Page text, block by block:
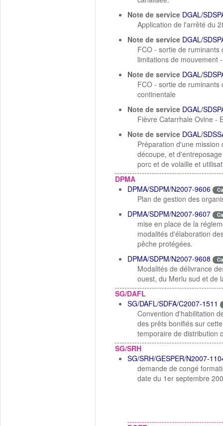
Note de service DGAL/
Application de l'arrêté du
Note de service DGAL/
FCO - sortie de
limitations de mouvement
Note de service DGAL/
FCO - sortie de
continentale
Note de service DGAL/
Fièvre Catarrhale Ovine -
Note de service DGAL/
Préparation d'une
découpe, et
porc et de volaille et
DPMA
DPMA/SDPM/N2007-9606
Plan de gestion des
DPMA/SDPM/N2007-9607
mise en place de la
modalités d'élaboration
pêche protégées.
DPMA/SDPM/N2007-9608
Modalités de délivrance
ouest, du Merlu sud et de
SG/DAFL
SG/DAFL/SDFA/C2007-1511
Convention d'habilitation
des prêts bonifiés sur
temporaire de distribution
SG/SRH
SG/SRH/GESPER/N2007-
demande de congé
date du 1er septembre